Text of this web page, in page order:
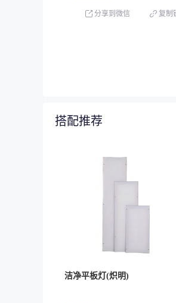
分享到微信 复制
搭配推荐
洁净平板灯(炽明)